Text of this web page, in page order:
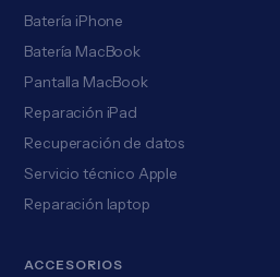
Batería iPhone
Batería MacBook
Pantalla MacBook
Reparación iPad
Recuperación de datos
Servicio técnico Apple
Reparación laptop
ACCESORIOS